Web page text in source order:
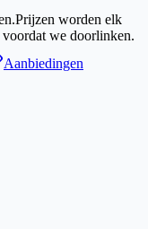
Prijzen worden elk
we doorlinken.
Aanbiedingen